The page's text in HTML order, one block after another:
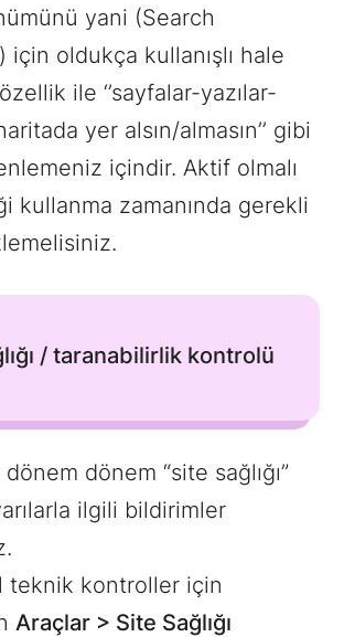
yani (Search
için oldukça kullanışlı hale
ile ‘’sayfalar-yazılar-
yer alsın/almasın’’ gibi
içindir. Aktif olmalı
kullanma zamanında gerekli
/ taranabilirlik kontrolü
dönem “site sağlığı”
ilgili bildirimler
teknik kontroller için
Araçlar > Site Sağlığı